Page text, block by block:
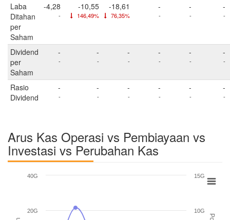
Laba
Ditahan
per
Saham
-4,28
-
-10,55
146,49%
-18,61
76,35%
-
-
-
-
-
-
Dividend
per
Saham
-
-
-
-
-
-
-
-
-
-
-
-
Rasio
Dividend
-
-
-
-
-
-
-
-
-
-
-
-
Arus Kas Operasi vs Pembiayaan vs
Investasi vs Perubahan Kas
20G
40G
10G
15G